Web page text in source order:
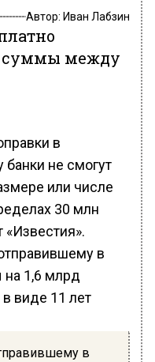
Автор: Иван Лабзин
суммы между
в
банки не смогут
или числе
30 млн
в